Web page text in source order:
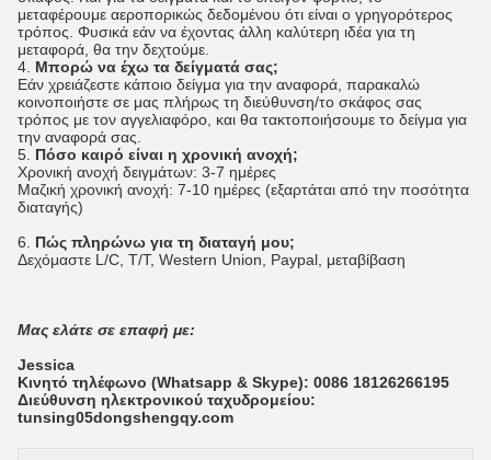
μεταφέρουμε αεροπορικώς δεδομένου ότι είναι ο γρηγορότερος
τρόπος. Φυσικά εάν να έχοντας άλλη καλύτερη ιδέα για τη
μεταφορά, θα την δεχτούμε.
4. Μπορώ να έχω τα δείγματά σας;
Εάν χρειάζεστε κάποιο δείγμα για την αναφορά, παρακαλώ
κοινοποιήστε σε μας πλήρως τη διεύθυνση/το σκάφος σας
τρόπος με τον αγγελιαφόρο, και θα τακτοποιήσουμε το δείγμα για
την αναφορά σας.
5. Πόσο καιρό είναι η χρονική ανοχή;
Χρονική ανοχή δειγμάτων: 3-7 ημέρες
Μαζική χρονική ανοχή: 7-10 ημέρες (εξαρτάται από την ποσότητα
διαταγής)
6. Πώς πληρώνω για τη διαταγή μου;
Δεχόμαστε L/C, T/T, Western Union, Paypal, μεταβίβαση
Μας ελάτε σε επαφή με:
Jessica
Κινητό τηλέφωνο (Whatsapp & Skype): 0086 18126266195
Διεύθυνση ηλεκτρονικού ταχυδρομείου:
tunsing05dongshengqy.com